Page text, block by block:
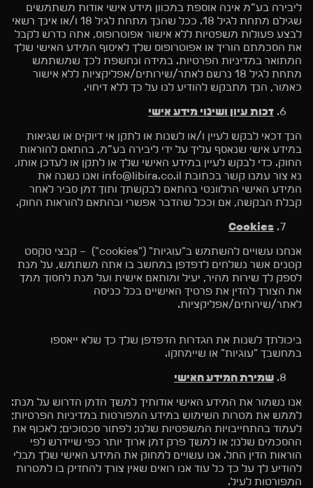
ליבירה בע”מ אינה אוספת במכוון מידע אישי אודות משתמשים
שגילם מתחת לגיל 18. ככל שהנך מתחת לגיל 18 ו/או אינך רשאי
לבצע פעולות משפטיות ללא אישור אפוטרופוס, אתה נדרש לקבל
את הסכמתם הוריך או אפוטרופוס שלך לאיסוף המידע האישי שלך
המתואר במדיניות הפרטיות. במידה ונחשפת לכך שמשתמש
מתחת לגיל 18 נרשם לאתר/שירותים/אפליקציות ללא אישור
כאמור, הנך מתבקש להודיע לנו על כך ללא דיחוי.
זכות עיון ושינוי מידע אישי
הנך זכאי לבקש לעיין ו/או לשנות או לתקן אי דיוקים או שגיאות
במידע אישי שנאסף עליך על ידי ליבירה בע”מ, בהתאם להוראות
החוק. כדי לבקש לעיין במידע האישי שלך או לתקן או לעדכן אותו,
נא צור עמנו קשר בכתובת info@libira.co.il ואנו נשנה את
המידע האישי הרלוונטי בהתאם לבקשתך ותוך זמן סביר לאחר
קבלת הבקשה, אם וככל שהדבר אפשרי ובהתאם להוראות החוק.
Cookies
אנחנו עשויים להשתמש ב"עוגיות" ("cookies") – קבצי טקסט
קטנים אשר נשלחים לדפדפן במחשב בו אתה משתמש, על מנת
לספק לך שירות מהיר, יעיל ומותאם אישית ועל מנת לחסוך ממך
את הצורך להזין את פרטיך האישיים בכל כניסה
לאתר/שירותים/אפליקציות.
ביכולתך לשנות את הגדרות הדפדפן שלך כך שלא ייאספו
במחשבך "עוגיות" או שיימחקו.
שמירת המידע האישי
אנו נשמור את המידע האישי אודותיך למשך הזמן הדרוש על מנת:
לממש את מטרות השימוש במידע המפורטות במדיניות הפרטיות;
לעמוד בהתחייבויות המשפטיות שלנו; לפתור סכסוכים; לאכוף את
ההסכמים שלנו; או למשך פרק זמן ארוך יותר כפי שיידרש לפי
הוראות הדין החל. אנו עשויים למחוק את המידע האישי שלך מבלי
להודיע לך על כך כל עוד אנו רואים שאין צורך להחזיק בו למטרות
המפורטות לעיל.